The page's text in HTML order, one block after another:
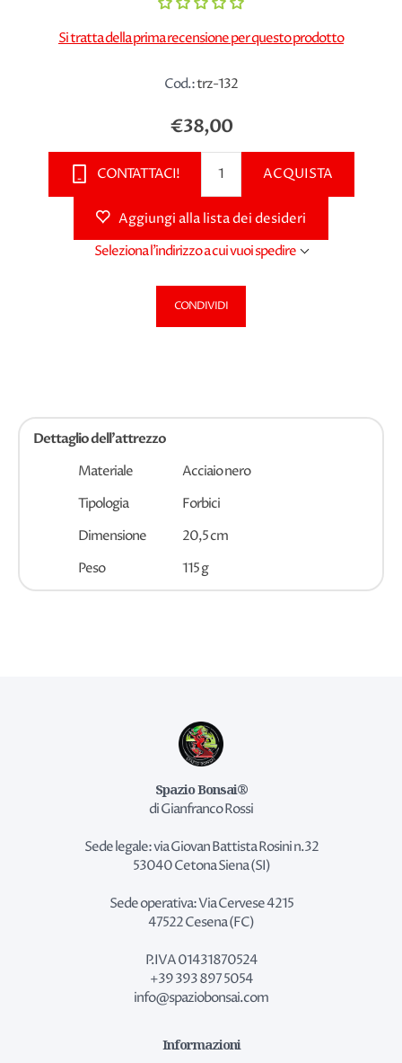
Si tratta della prima recensione per questo prodotto
Cod.:trz-132
€38,00
CONTATTACI! ACQUISTA
Aggiungi alla lista dei desideri
Seleziona l'indirizzo a cui vuoi spedire
CONDIVIDI
Dettaglio dell'attrezzo
Materiale
Acciaio nero
Tipologia
Forbici
Dimensione
20,5 cm
Peso
115 g
Spazio Bonsai®
di Gianfranco Rossi
Sede legale: via Giovan Battista Rosini n.32
53040 Cetona Siena (SI)
Sede operativa: Via Cervese 4215
47522 Cesena (FC)
P.IVA 01431870524
+39 393 897 5054
info@spaziobonsai.com
Informazioni